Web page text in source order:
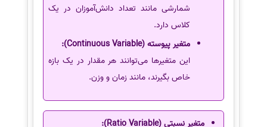
شمارشی مانند تعداد دانش‌آموزان در یک
کلاس دارد.
متغیر پیوسته (Continuous Variable):
این متغیرها می‌توانند هر مقدار در یک بازه
خاص بگیرند، مانند زمان و وزن.
متغیر نسبتی (Ratio Variable):